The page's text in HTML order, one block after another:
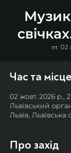
пт, 02
Час та місце
02 жовт. 2026 р.,
Львівський
Львів, Львівська
Про захід